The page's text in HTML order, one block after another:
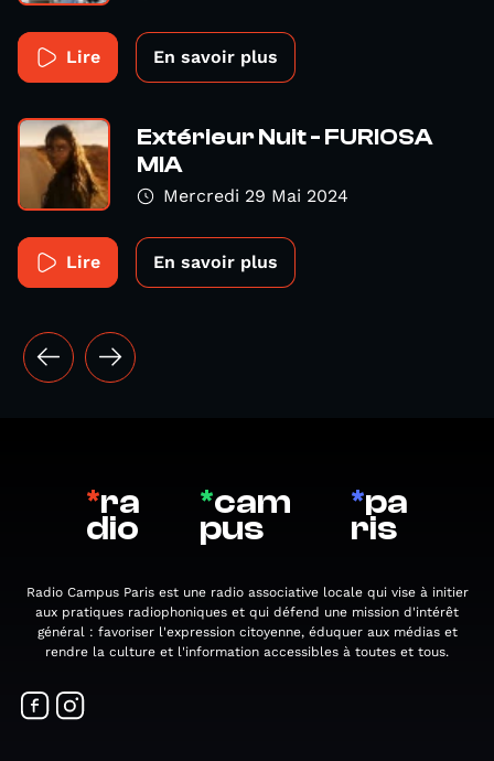
Lire En savoir plus
Extérieur Nuit - FURIOSA
MIA
Mercredi 29 Mai 2024
Lire En savoir plus
*ra
dio
*cam
pus
*pa
ris
Radio Campus Paris est une radio associative locale qui vise à initier
aux pratiques radiophoniques et qui défend une mission d'intérêt
général : favoriser l'expression citoyenne, éduquer aux médias et
rendre la culture et l'information accessibles à toutes et tous.